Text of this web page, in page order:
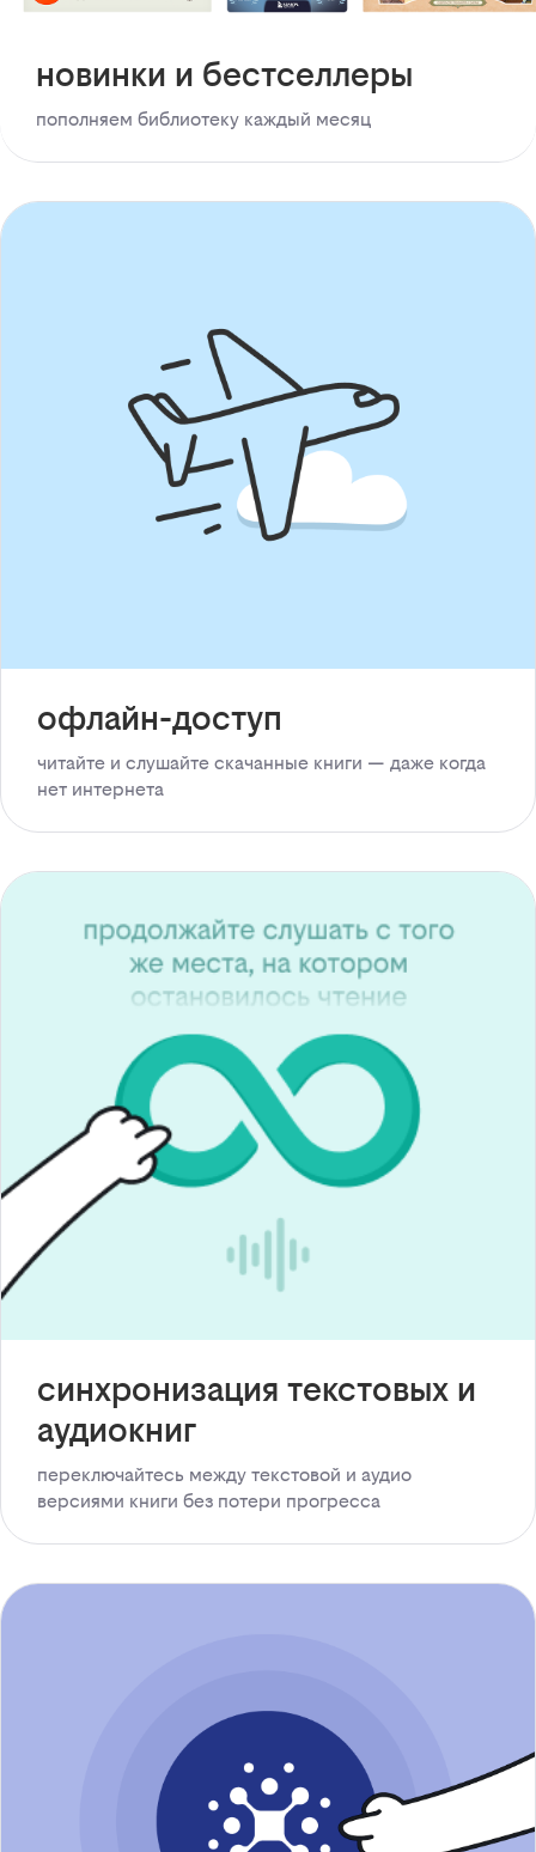
новинки и бестселлеры
пополняем библиотеку каждый месяц
офлайн-доступ
читайте и слушайте скачанные книги — даже когда
нет интернета
синхронизация текстовых и
аудиокниг
переключайтесь между текстовой и аудио
версиями книги без потери прогресса